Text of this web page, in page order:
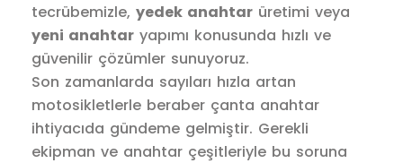
tecrübemizle, yedek anahtar üretimi veya
yeni anahtar yapımı konusunda hızlı ve
güvenilir çözümler sunuyoruz.
Son zamanlarda sayıları hızla artan
motosikletlerle beraber çanta anahtar
ihtiyacıda gündeme gelmiştir. Gerekli
ekipman ve anahtar çeşitleriyle bu soruna